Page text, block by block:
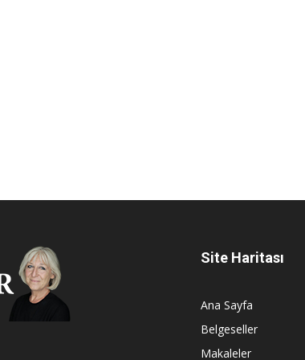
Site Haritası
Ana Sayfa
Belgeseller
Makaleler